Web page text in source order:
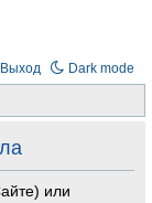
Dark mode
Выход
или